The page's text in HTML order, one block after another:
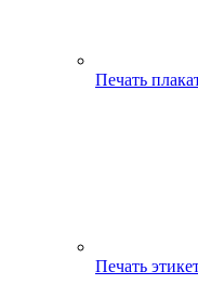
Печать
Печать